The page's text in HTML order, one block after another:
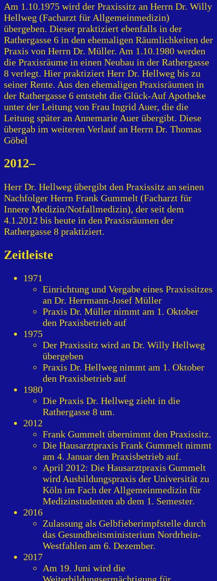
Am 1.10.1975 wird der Praxissitz an Herrn Dr. Willy
Hellweg (Facharzt für Allgemeinmedizin)
übergeben. Dieser praktiziert ebenfalls in der
Rathergasse 6 in den ehemaligen Räumlichkeiten der
Praxis von Herrn Dr. Müller. Am 1.10.1980 werden
die Praxisräume in einen Neubau in der Rathergasse
8 verlegt. Hier praktiziert Herr Dr. Hellweg bis zu
seiner Rente. Aus den ehemaligen Praxisräumen in
der Rathergasse 6 entsteht die Glück-Auf Apotheke
unter der Leitung von Frau Ingrid Auer, die die
Leitung später an Annemarie Auer übergibt. Diese
übergab im weiteren Verlauf an Herrn Dr. Thomas
Göbel
2012–
Herr Dr. Hellweg übergibt den Praxissitz an seinen
Nachfolger Herrn Frank Gummelt (Facharzt für
Innere Medizin/Notfallmedizin), der seit dem
4.1.2012 bis heute in den Praxisräumen der
Rathergasse 8 praktiziert.
Zeitleiste
1971
Einrichtung und Vergabe eines Praxissitzes
an Dr. Herrmann-Josef Müller
Praxis Dr. Müller nimmt am 1. Oktober
den Praxisbetrieb auf
1975
Der Praxissitz wird an Dr. Willy Hellweg
übergeben
Praxis Dr. Hellweg nimmt am 1. Oktober
den Praxisbetrieb auf
1980
Die Praxis Dr. Hellweg zieht in die
Rathergasse 8 um.
2012
Frank Gummelt übernimmt den Praxissitz.
Die Hausarztpraxis Frank Gummelt nimmt
am 4. Januar den Praxisbetrieb auf.
April 2012: Die Hausarztpraxis Gummelt
wird Ausbildungspraxis der Universität zu
Köln im Fach der Allgemeinmedizin für
Medizinstudenten ab dem 1. Semester.
2016
Zulassung als Gelbfieberimpfstelle durch
das Gesundheitsministerium Nordrhein-
Westfahlen am 6. Dezember.
2017
Am 19. Juni wird die